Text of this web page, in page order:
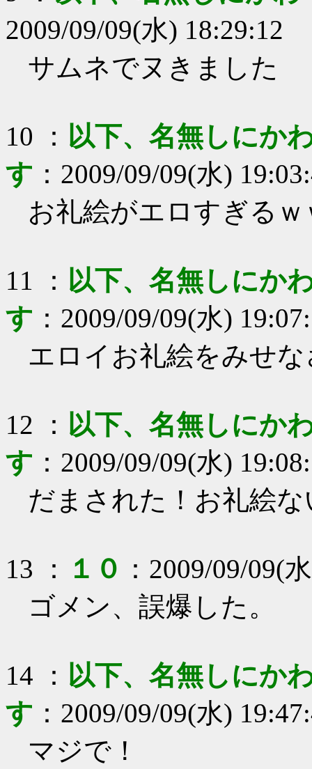
2009/09/09(水) 18:29:12
サムネでヌきました
10 ： 以下、名無しにか
す ： 2009/09/09(水)
お礼絵がエロすぎるｗ
11 ： 以下、名無しにか
す ： 2009/09/09(水)
エロイお礼絵をみせ
12 ： 以下、名無しにか
す ： 2009/09/09(水)
だまされた！お礼絵
13 ： １０ ： 2009/09/09(
ゴメン、誤爆した。
14 ： 以下、名無しにか
す ： 2009/09/09(水)
マジで！